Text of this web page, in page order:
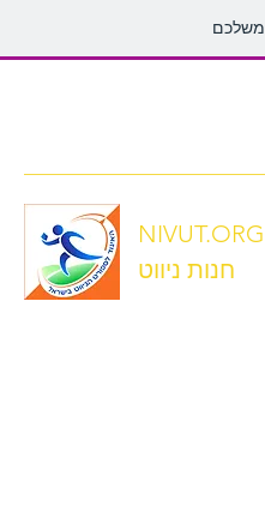
חנות ניווט